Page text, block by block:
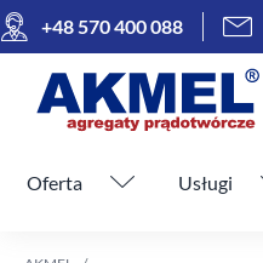
+48 570 400 088
Pomiń menu
Oferta Usługi